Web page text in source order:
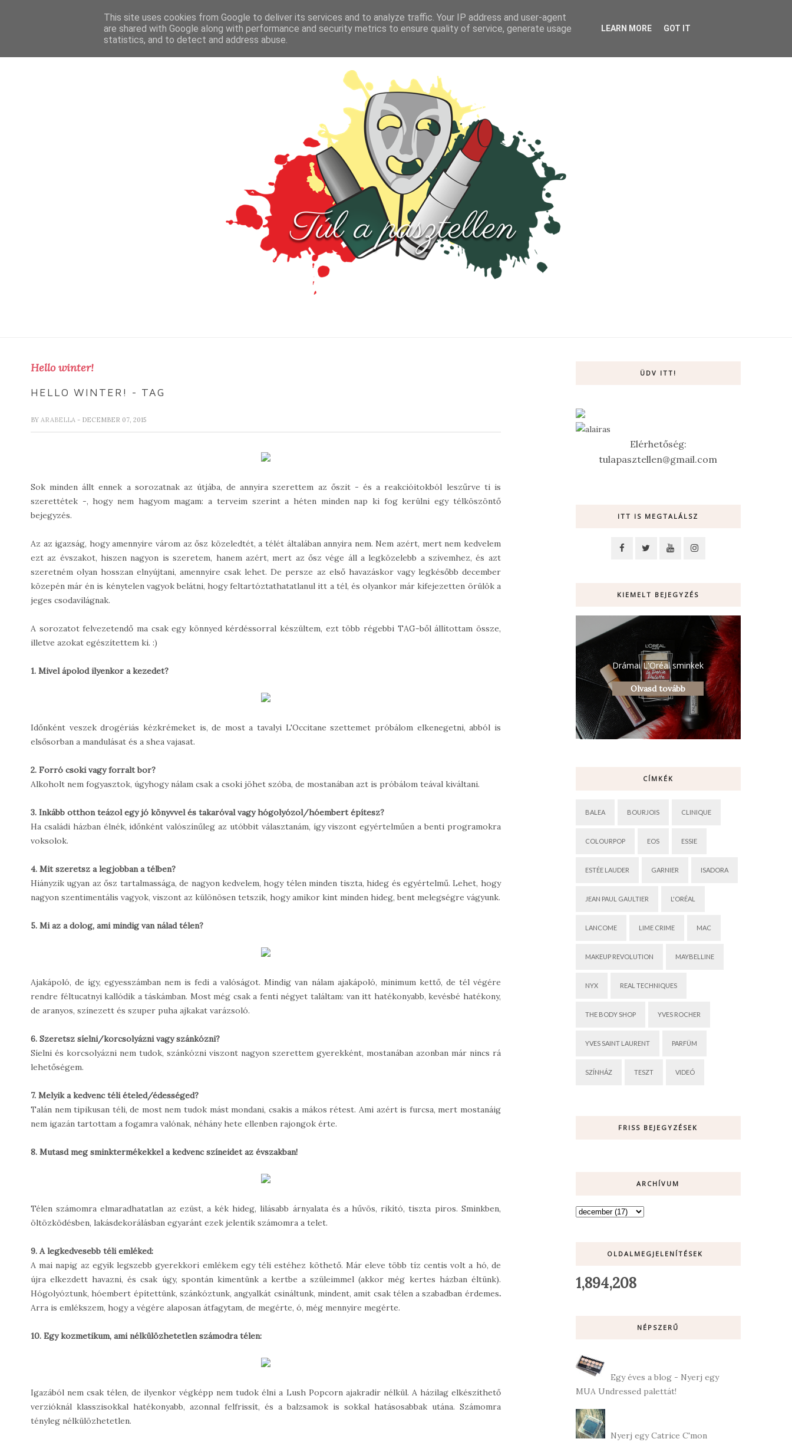
FŐOLDAL TESZT PARFÜM KULTÚRA VIDEÓ
Hello winter!
HELLO WINTER! - TAG
BY ARABELLA - DECEMBER 07, 2015
Sok minden állt ennek a sorozatnak az útjába, de annyira szerettem az őszit - és a reakcióitokból leszűrve ti is
szerettétek -, hogy nem hagyom magam: a terveim szerint a héten minden nap ki fog kerülni egy télköszöntő
bejegyzés.
Az az igazság, hogy amennyire várom az ősz közeledtét, a télét általában annyira nem. Nem azért, mert nem kedvelem
ezt az évszakot, hiszen nagyon is szeretem, hanem azért, mert az ősz vége áll a legközelebb a szívemhez, és azt
szeretném olyan hosszan elnyújtani, amennyire csak lehet. De persze az első havazáskor vagy legkésőbb december
közepén már én is kénytelen vagyok belátni, hogy feltartóztathatatlanul itt a tél, és olyankor már kifejezetten örülök a
jeges csodavilágnak.
A sorozatot felvezetendő ma csak egy könnyed kérdéssorral készültem, ezt több régebbi TAG-ből állítottam össze,
illetve azokat egészítettem ki. :)
1. Mivel ápolod ilyenkor a kezedet?
Időnként veszek drogériás kézkrémeket is, de most a tavalyi L'Occitane szettemet próbálom elkenegetni, abból is
elsősorban a mandulásat és a shea vajasat.
2. Forró csoki vagy forralt bor?
Alkoholt nem fogyasztok, úgyhogy nálam csak a csoki jöhet szóba, de mostanában azt is próbálom teával kiváltani.
3. Inkább otthon teázol egy jó könyvvel és takaróval vagy hógolyózol/hóembert építesz?
Ha családi házban élnék, időnként valószínűleg az utóbbit választanám, így viszont egyértelműen a benti programokra
voksolok.
4. Mit szeretsz a legjobban a télben?
Hiányzik ugyan az ősz tartalmassága, de nagyon kedvelem, hogy télen minden tiszta, hideg és egyértelmű. Lehet, hogy
nagyon szentimentális vagyok, viszont az különösen tetszik, hogy amikor kint minden hideg, bent melegségre vágyunk.
5. Mi az a dolog, ami mindig van nálad télen?
Ajakápoló, de így, egyesszámban nem is fedi a valóságot. Mindig van nálam ajakápoló, minimum kettő, de tél végére
rendre féltucatnyi kallódik a táskámban. Most még csak a fenti négyet találtam: van itt hatékonyabb, kevésbé hatékony,
de aranyos, színezett és szuper puha ajkakat varázsoló.
6. Szeretsz síelni/korcsolyázni vagy szánkózni?
Síelni és korcsolyázni nem tudok, szánkózni viszont nagyon szerettem gyerekként, mostanában azonban már nincs rá
lehetőségem.
7. Melyik a kedvenc téli ételed/édességed?
Talán nem tipikusan téli, de most nem tudok mást mondani, csakis a mákos rétest. Ami azért is furcsa, mert mostanáig
nem igazán tartottam a fogamra valónak, néhány hete ellenben rajongok érte.
8. Mutasd meg sminktermékekkel a kedvenc színeidet az évszakban!
Télen számomra elmaradhatatlan az ezüst, a kék hideg, lilásabb árnyalata és a hűvös, rikító, tiszta piros. Sminkben,
öltözködésben, lakásdekorálásban egyaránt ezek jelentik számomra a telet.
9. A legkedvesebb téli emléked:
A mai napig az egyik legszebb gyerekkori emlékem egy téli estéhez köthető. Már eleve több tíz centis volt a hó, de
újra elkezdett havazni, és csak úgy, spontán kimentünk a kertbe a szüleimmel (akkor még kertes házban éltünk).
Hógolyóztunk, hóembert építettünk, szánkóztunk, angyalkát csináltunk, mindent, amit csak télen a szabadban érdemes.
Arra is emlékszem, hogy a végére alaposan átfagytam, de megérte, ó, még mennyire megérte.
10. Egy kozmetikum, ami nélkülözhetetlen számodra télen:
Igazából nem csak télen, de ilyenkor végképp nem tudok élni a Lush Popcorn ajakradír nélkül. A házilag elkészíthető
verzióknál klasszisokkal hatékonyabb, azonnal felfrissít, és a balzsamok is sokkal hatásosabbak utána. Számomra
tényleg nélkülözhetetlen.
ÜDV ITT!
Elérhetőség:
tulapasztellen@gmail.com
ITT IS MEGTALÁLSZ
KIEMELT BEJEGYZÉS
Drámai L'Oréal sminkek
Olvasd tovább
CÍMKÉK
BALEA BOURJOIS CLINIQUE
COLOURPOP EOS ESSIE
ESTÉE LAUDER GARNIER ISADORA
JEAN PAUL GAULTIER L'ORÉAL
LANCOME LIME CRIME MAC
MAKEUP REVOLUTION MAYBELLINE
NYX REAL TECHNIQUES
THE BODY SHOP YVES ROCHER
YVES SAINT LAURENT PARFÜM
SZÍNHÁZ TESZT VIDEÓ
FRISS BEJEGYZÉSEK
ARCHÍVUM
OLDALMEGJELENÍTÉSEK
1,894,208
NÉPSZERŰ
Egy éves a blog - Nyerj egy
MUA Undressed palettát!
Nyerj egy Catrice C'mon
This site uses cookies from Google to deliver its services and to analyze traffic. Your IP address and user-agent
are shared with Google along with performance and security metrics to ensure quality of service, generate usage
statistics, and to detect and address abuse.
LEARN MORE GOT IT